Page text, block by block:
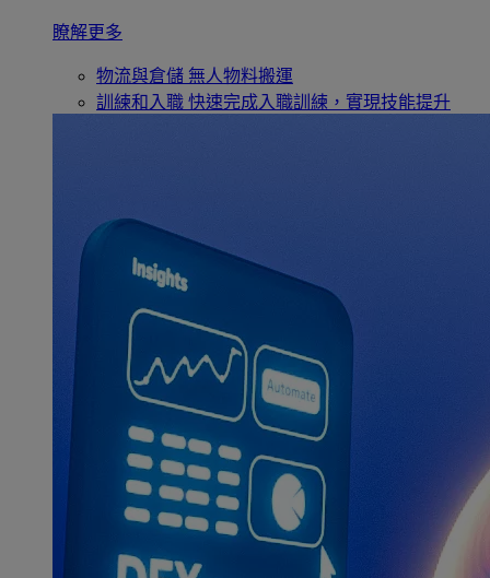
瞭解更多
物流與倉儲 無人物料搬運
訓練和入職 快速完成入職訓練，實現技能提升